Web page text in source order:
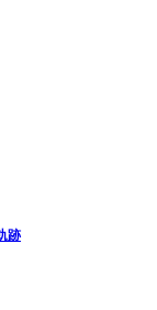
跡